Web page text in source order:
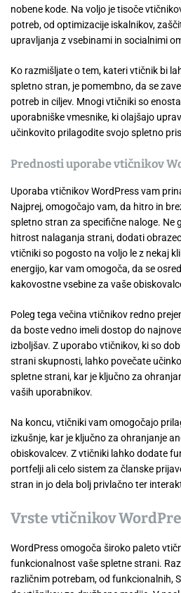
nobene kode. Na voljo je tisoče
potreb, od optimizacije iskalnikov,
upravljanja z vsebinami in socialnimi
Ko razmišljate o tem, kateri vtičnik bi
spletno stran, je pomembno, da se
potreb in ciljev. Mnogi vtičniki so
uporabniške vmesnike, ki olajšajo
učinkovito prilagodite svojo spletno
Prednosti uporabe vtičnikov
Uporaba vtičnikov WordPress vam
Najprej, omogočajo vam, da hitro in
spletno stran za specifične naloge. Ne
hitrost nalaganja strani, dodati
vtičniki so pogosto na voljo le z nekaj
energijo, kar vam omogoča, da se
kakovostne vsebine za vaše
Poleg tega večina vtičnikov redno
da boste vedno imeli dostop do
izboljšav. Z uporabo vtičnikov, ki so
strani skupnosti, lahko povečate
spletne strani, kar je ključno za
vaših uporabnikov.
Na koncu, vtičniki vam omogočajo
izkušnje, kar je ključno za ohranjanje
obiskovalcev. Z vtičniki lahko dodate
portfelji ali celo sistem za članske
stran in jo dela bolj privlačno ter
Vrste vtičnikov
WordPress omogoča široko paleto
funkcionalnost vaše spletne strani.
različnim potrebam, od funkcionalnih,